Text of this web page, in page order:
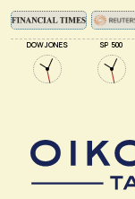
DOW JONES SP 500